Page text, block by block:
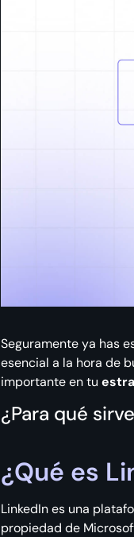
Seguramente ya has
esencial a la hora de
importante en tu
¿Para qué
¿Qué es
LinkedIn es una
propiedad de